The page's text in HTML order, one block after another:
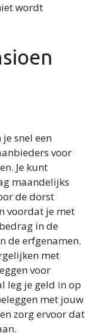
wordt
snel een
voor
Je kunt
maandelijks
de dorst
voordat je met
in de
de erfgenamen.
met
voor
leg je geld in op
met jouw
zorg ervoor dat